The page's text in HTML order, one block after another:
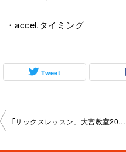
・accel.タイミング
Tweet
投
｢サックスレッスン」大宮教室2025-02-24-­no0018-­1055